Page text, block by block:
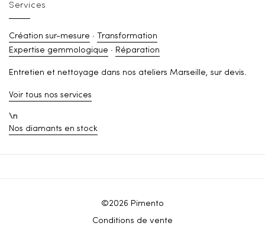
Services
Création sur-mesure · Transformation
Expertise gemmologique · Réparation
Entretien et nettoyage dans nos ateliers Marseille, sur devis.
Voir tous nos services
\n
Nos diamants en stock
©2026 Pimento
Conditions de vente